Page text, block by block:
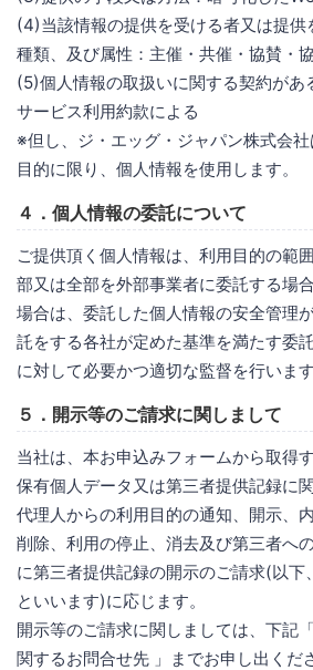
(4)当該情報の提供を受ける者又は提供
種類、及び属性：主催・共催・協賛・
(5)個人情報の取扱いに関する契約があ
サービス利用約款による
※但し、ジ・エッグ・ジャパン株式会
目的に限り、個人情報を使用します。
４．個人情報の委託について
ご提供頂く個人情報は、利用目的の範
部又は全部を外部事業者に委託する場
場合は、委託した個人情報の安全管理
託をする各社が定めた基準を満たす委
に対して必要かつ適切な監督を行います
５．開示等のご請求に関しまして
当社は、本お申込みフォームから取得
保有個人データ又は第三者提供記録に
代理人からの利用目的の通知、開示、
削除、利用の停止、消去及び第三者へ
に第三者提供記録の開示のご請求(以下
といいます)に応じます。
開示等のご請求に関しましては、下記
関するお問合せ先 」までお申し出くだ